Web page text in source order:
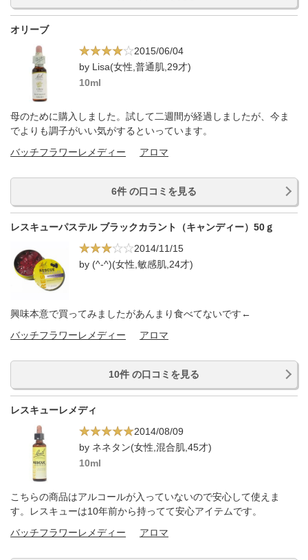
オリーブ
2015/06/04
by Lisa(女性,普通肌,29才)
10ml
母のために購入しました。試して二週間が経過しましたが、今ま
でよりも調子がいい気がするといっています。
バッチフラワーレメディー
アロマ
6件 の口コミを見る
レスキューパステル ブラックカラント（キャンディー）50ｇ
2014/11/15
by (^-^)(女性,敏感肌,24才)
興味本意で買ってみましたがあんまり食べてないです←
バッチフラワーレメディー
アロマ
10件 の口コミを見る
レスキューレメディ
2014/08/09
by ネネタン(女性,混合肌,45才)
10ml
こちらの商品はアルコールが入っていないので安心して使えま
す。レスキューは10年前から持ってて安心アイテムです。
バッチフラワーレメディー
アロマ